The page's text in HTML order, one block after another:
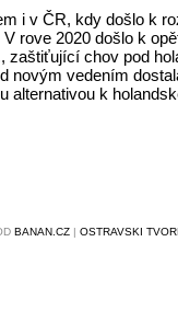
i v ČR, kdy došlo k
rove 2020 došlo k
chov pod
novým vedením
alternativou k
BANAN.CZ | OSTRAVSKI